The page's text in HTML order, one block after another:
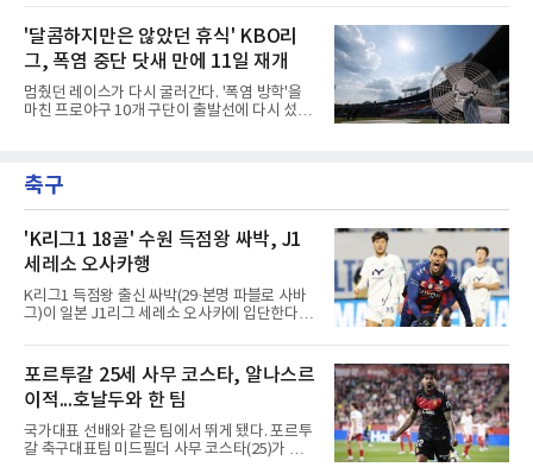
적으로 FA 자격으로 팀을 떠난 김범수는 KIA 타
이거즈로 유니폼을 갈아입
완 제이컵 미저로우스키(밀워키 브루어스)가 역
대 최소 이닝 시즌 200탈삼진 2위 기록을 세웠
다.미저로우스키는 10일(한국시간) 미국 위스콘
신주 밀워키 아메리칸패밀리필드에서 열린 미네
소타 트윈스전에 선발로 나서 6이닝 9탈삼진 3
실점을 기록했다. 3회 첫 타자 앨런 로든을 헛스
윙 삼진으로 처리하며 시즌 200번째 삼진을 잡
닝 신기록을 세웠다. MLB닷컴이 엘리어스 스포
츠뷰로 자료를 인용해 소개한 바에
'달콤하지만은 않았던 휴식' KBO리
그, 폭염 중단 닷새 만에 11일 재개
멈췄던 레이스가 다시 굴러간다. '폭염 방학'을
마친 프로야구 10개 구단이 출발선에 다시 섰다.
견을 제외하면 정규리그가 다른 사유로 멈춘 것
은 코로나19 집단 감염을 겪은 2021년 7월 이후
가 최고조에 이른 5∼9일 25경기를 전면 취소하
고 9월 이후 일정을 다시 편성해 치르기로 했다.
변화도 있다. 9월 6일까지 모든 경기는 요일과
상관없이 오후 7시에 시작하며, 더위가 일찍 가
시면 경기 시간은 예전으로 돌아갈 수 있다.선수
들에게는 올해 세 번째 출발이
축구
'K리그1 18골' 수원 득점왕 싸박, J1
세레소 오사카행
K리그1 득점왕 출신 싸박(29·본명 파블로 사바
그)이 일본 J1리그 세레소 오사카에 입단한다.세
아버지와 팔레스타인인 어머니 사이에서 콜롬비
아 바랑키야에서 태어난 그는 콜롬비아·시리아
국적을 갖고 있다.190㎝ 신장을 활용한 플레이
가 강점인 싸박은 데포르티보 칼리에서 데뷔해
톤델라(포르투갈), 뉴웰스 올드 보이스(아르헨
티나)를 거쳐 2025년 수원FC에 합류했다. 지난
해 플레이오프 2경기(1골)를 포함해 리그 36경
포르투갈 25세 사무 코스타, 알나스르
이적...호날두와 한 팀
국가대표 선배와 같은 팀에서 뛰게 됐다. 포르투
갈 축구대표팀 미드필더 사무 코스타(25)가 사